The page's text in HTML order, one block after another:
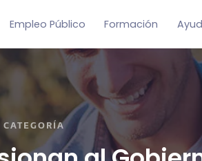
Empleo Público Formación